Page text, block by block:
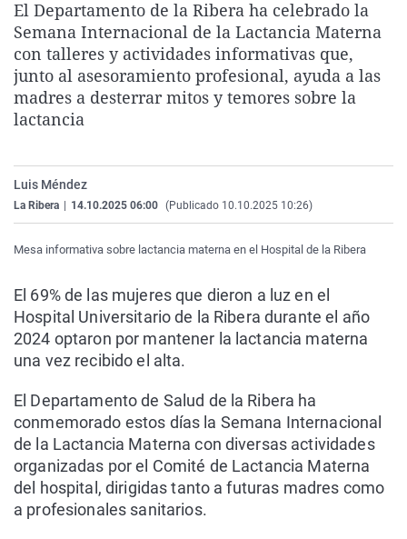
La rosa de los vientos
Gente viajera
Como el perro y el
Caso
Retornados
Equipo de
Extremadura
Galicia
La Rioja
Virales
Televisión
Elecciones
El Departamento de la Ribera ha celebrado la
Semana Internacional de la Lactancia Materna
con talleres y actividades informativas que,
junto al asesoramiento profesional, ayuda a las
madres a desterrar mitos y temores sobre la
lactancia
Luis Méndez
La Ribera 14.10.2025 06:00 (Publicado 10.10.2025 10:26)
Mesa informativa sobre lactancia materna en el Hospital de la Ribera
El 69% de las mujeres que dieron a luz en el
Hospital Universitario de la Ribera durante el año
2024 optaron por mantener la lactancia materna
una vez recibido el alta.
El Departamento de Salud de la Ribera ha
conmemorado estos días la Semana Internacional
de la Lactancia Materna con diversas actividades
organizadas por el Comité de Lactancia Materna
del hospital, dirigidas tanto a futuras madres como
a profesionales sanitarios.